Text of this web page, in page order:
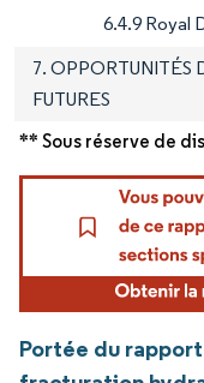
6.4.9 Royal
7. OPPORTUNITÉS
FUTURES
** Sous réserve de
Portée du